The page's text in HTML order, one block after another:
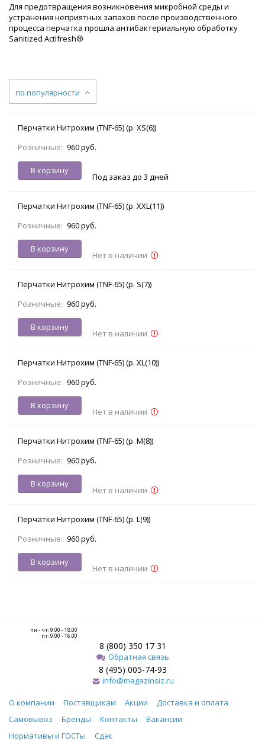
Для предотвращения возникновения микробной среды и
устранения неприятных запахов после производственного
процесса перчатка прошла антибактериальную обработку
Sanitized Actifresh®
по популярности
Перчатки Нитрохим (TNF-65) (р. XS(6))
Розничные: 960 руб.
В корзину
Под заказ до 3 дней
Перчатки Нитрохим (TNF-65) (р. XXL(11))
Розничные: 960 руб.
В корзину
Нет в наличии
Перчатки Нитрохим (TNF-65) (р. S(7))
Розничные: 960 руб.
В корзину
Нет в наличии
Перчатки Нитрохим (TNF-65) (р. XL(10))
Розничные: 960 руб.
В корзину
Нет в наличии
Перчатки Нитрохим (TNF-65) (р. M(8))
Розничные: 960 руб.
В корзину
Нет в наличии
Перчатки Нитрохим (TNF-65) (р. L(9))
Розничные: 960 руб.
В корзину
Нет в наличии
пн - чт: 9.00 - 18.00
пт: 9.00 - 16.00
8 (800) 350 17 31
Обратная связь
8 (495) 005-74-93
info@magazinsiz.ru
О компании Поставщикам Акции
Доставка и оплата
Самовывоз
Бренды Контакты
Вакансии
Нормативы и ГОСТы
Сдэк